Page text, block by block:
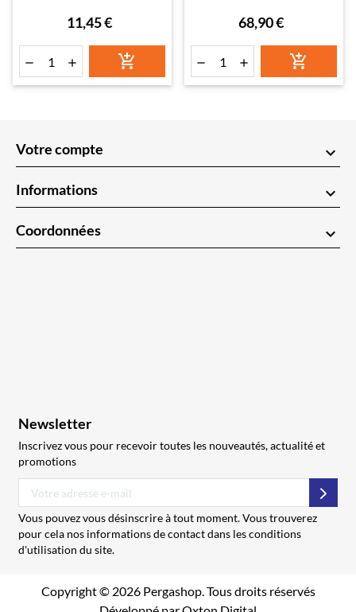
11,45 €
  
Tools - Handy Tools & Tool
68,90 €
  
Votre compte keyboard_arrow_down
Informations keyboard_arrow_down
Coordonnées keyboard_arrow_down
Newsletter
Inscrivez vous pour recevoir toutes les nouveautés, actualité et
promotions
Vous pouvez vous désinscrire à tout moment. Vous trouverez
pour cela nos informations de contact dans les conditions
d'utilisation du site.
Copyright © 2026 Pergashop. Tous droits réservés